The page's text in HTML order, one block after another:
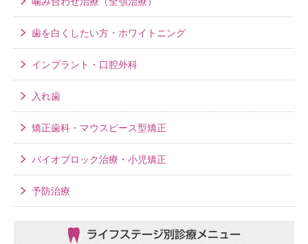
歯を白くしたい方・ホワイトニング
インプラント・口腔外科
入れ歯
矯正歯科・マウスピース型矯正
バイオブロック治療・小児矯正
予防治療
ライフステージ別 診療メニュー